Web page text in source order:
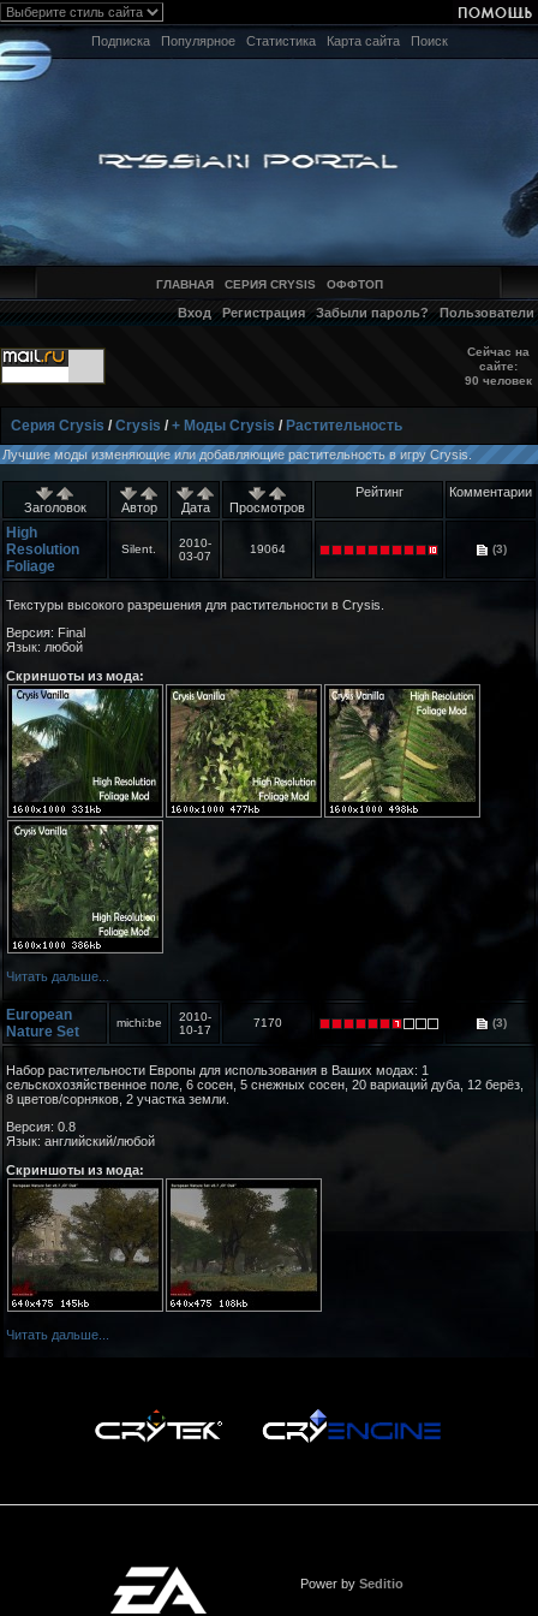
Подписка Популярное Статистика Карта сайта Поиск
ГЛАВНАЯ СЕРИЯ CRYSIS ОФФТОП
Вход Регистрация Забыли пароль? Пользователи
Сейчас на
сайте:
90 человек
Серия Crysis /Crysis /+ Моды Crysis / Растительность
Лучшие моды изменяющие или добавляющие растительность в игру Crysis.
Заголовок Автор Дата Просмотров
Рейтинг Комментарии
High
Resolution
Foliage
Silent.
2010-
03-07
19064 (3)
Текстуры высокого разрешения для растительности в Crysis.
Версия: Final
Язык: любой
Скриншоты из мода:
Читать дальше...
European
Nature Set
michi:be
2010-
10-17
7170 (3)
Набор растительности Европы для использования в Ваших модах: 1
сельскохозяйственное поле, 6 сосен, 5 снежных сосен, 20 вариаций дуба, 12 берёз,
8 цветов/сорняков, 2 участка земли.
Версия: 0.8
Язык: английский/любой
Скриншоты из мода:
Читать дальше...
Power by Seditio